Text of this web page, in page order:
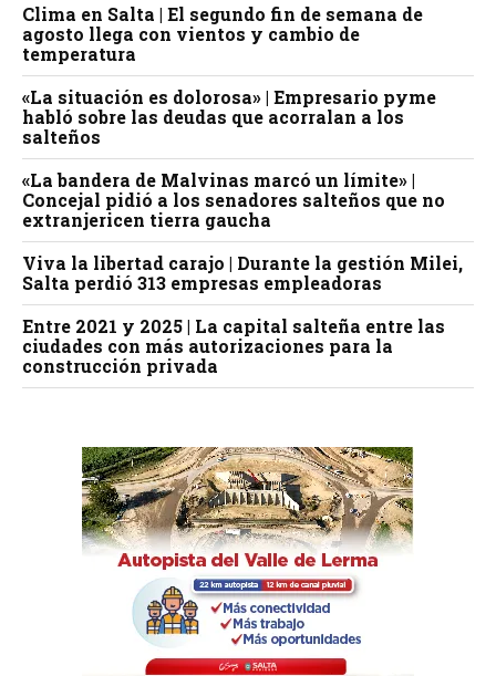
Clima en Salta | El segundo fin de semana de
agosto llega con vientos y cambio de
temperatura
«La situación es dolorosa» | Empresario pyme
habló sobre las deudas que acorralan a los
salteños
«La bandera de Malvinas marcó un límite» |
Concejal pidió a los senadores salteños que no
extranjericen tierra gaucha
Viva la libertad carajo | Durante la gestión Milei,
Salta perdió 313 empresas empleadoras
Entre 2021 y 2025 | La capital salteña entre las
ciudades con más autorizaciones para la
construcción privada